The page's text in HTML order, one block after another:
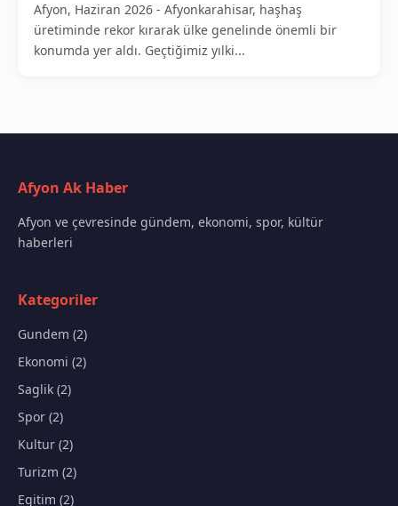
Afyon, Haziran 2026 - Afyonkarahisar, haşhaş
üretiminde rekor kırarak ülke genelinde önemli bir
konumda yer aldı. Geçtiğimiz yılki...
Afyon Ak Haber
Afyon ve çevresinde gündem, ekonomi, spor, kültür
haberleri
Kategoriler
Gundem (2)
Ekonomi (2)
Saglik (2)
Spor (2)
Kultur (2)
Turizm (2)
Egitim (2)